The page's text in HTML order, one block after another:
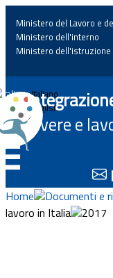
Home
News
Eventi
Ministero del Lavoro e
Ministero dell'interno
Ministero dell'istruzione
Italiano
English
Vivere e
Home Documenti e
lavoro in Italia
2017